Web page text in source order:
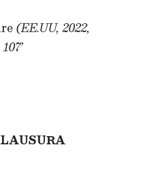
(EE.UU, 2022,